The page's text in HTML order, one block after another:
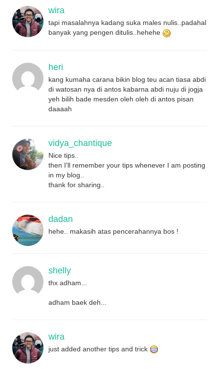
wira
tapi masalahnya kadang suka males nulis..padahal
banyak yang pengen ditulis..hehehe
heri
kang kumaha carana bikin blog teu acan tiasa abdi
di watosan nya di antos kabarna abdi nuju di jogja
yeh bilih bade mesden oleh oleh di antos pisan
daaaah
vidya_chantique
Nice tips..
then I'll remember your tips whenever I am posting
in my blog..
thank for sharing..
dadan
hehe.. makasih atas pencerahannya bos !
shelly
thx adham...
adham baek deh...
wira
just added another tips and trick